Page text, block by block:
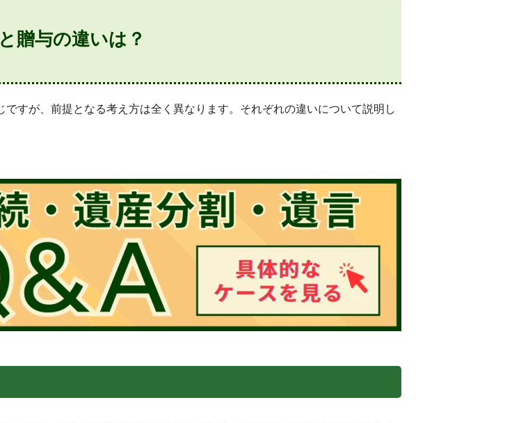
贈与の違いは？
すが、前提となる考え方は全く異なります。それぞれの違いについて説明し